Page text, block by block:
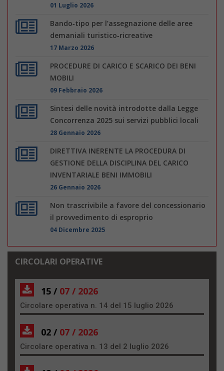
01 Luglio 2026
Bando‑tipo per l’assegnazione delle aree
demaniali turistico‑ricreative
17 Marzo 2026
PROCEDURE DI CARICO E SCARICO DEI BENI
MOBILI
09 Febbraio 2026
Sintesi delle novità introdotte dalla Legge
Concorrenza 2025 sui servizi pubblici locali
28 Gennaio 2026
DIRETTIVA INERENTE LA PROCEDURA DI
GESTIONE DELLA DISCIPLINA DEL CARICO
INVENTARIALE BENI IMMOBILI
26 Gennaio 2026
Non trascrivibile a favore del concessionario
il provvedimento di esproprio
04 Dicembre 2025
CIRCOLARI OPERATIVE
15 / 07 / 2026
Circolare operativa n. 14 del 15 luglio 2026
02 / 07 / 2026
Circolare operativa n. 13 del 2 luglio 2026